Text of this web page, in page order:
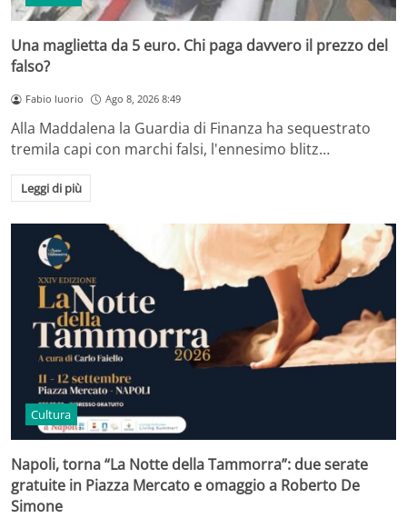
Una maglietta da 5 euro. Chi paga davvero il prezzo del
falso?
Fabio Iuorio Ago 8, 2026 8:49
Alla Maddalena la Guardia di Finanza ha sequestrato
tremila capi con marchi falsi, l'ennesimo blitz…
Leggi di più
Cultura
Napoli, torna “La Notte della Tammorra”: due serate
gratuite in Piazza Mercato e omaggio a Roberto De
Simone